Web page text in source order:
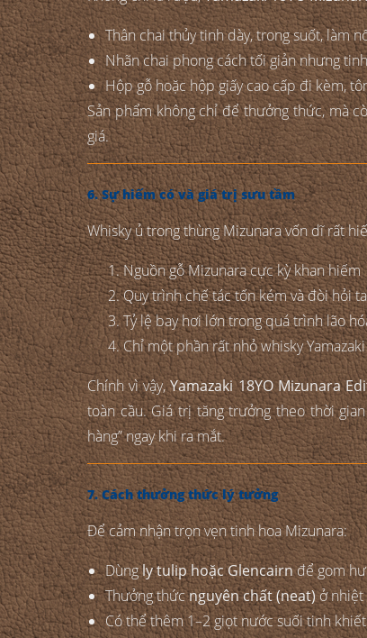
Thân chai thủy tinh dày, trong suốt, làm
Nhãn chai phong cách tối giản nhưng
Hộp gỗ hoặc hộp giấy cao cấp đi kèm,
Sản phẩm không chỉ để thưởng thức, mà
giá.
6. Sự hiếm có và giá trị sưu tầm
Whisky ủ trong thùng Mizunara vốn dĩ rất
Nguồn gỗ Mizunara cực kỳ khan hiếm
Quy trình chế tác tốn kém và đòi hỏi
Tỷ lệ bay hơi lớn trong quá trình lão
Chỉ một phần rất nhỏ whisky
Chính vì vậy,Yamazaki 18YO Mizunara
toàn cầu. Giá trị tăng trưởng theo thời
hàng” ngay khi ra mắt.
7. Cách thưởng thức lý tưởng
Để cảm nhận trọn vẹn tinh hoa Mizunara:
Dùngly tulip hoặc Glencairnđể gom
Thưởng thứcnguyên chất (neat)ở nhiệt
Có thể thêm 1–2 giọt nước suối tinh